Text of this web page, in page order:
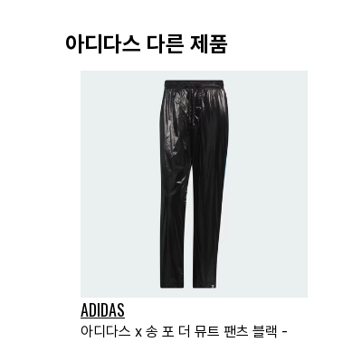
아디다스 다른 제품
ADIDAS
아디다스 x 송 포 더 뮤트 팬츠 블랙 -